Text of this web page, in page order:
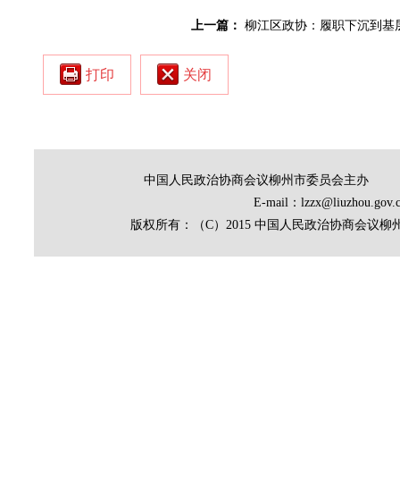
上一篇： 柳江区政协：履职下沉到基
打印 关闭
中国人民政治协商会议柳州市委员会主
E-mail：
版权所有：（C）2015 中国人民政治协商